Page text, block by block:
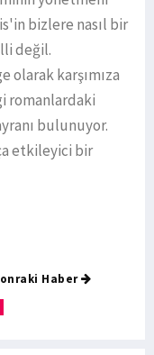
bizlere nasıl bir
değil.
olarak karşımıza
romanlardaki
bulunuyor.
etkileyici bir
Haber